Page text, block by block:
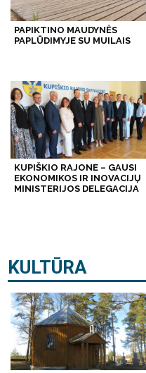
PAPIKTINO MAUDYNĖS
PAPLŪDIMYJE SU MUILAIS
KUPIŠKIO RAJONE – GAUSI
EKONOMIKOS IR INOVACIJŲ
MINISTERIJOS DELEGACIJA
KULTŪRA